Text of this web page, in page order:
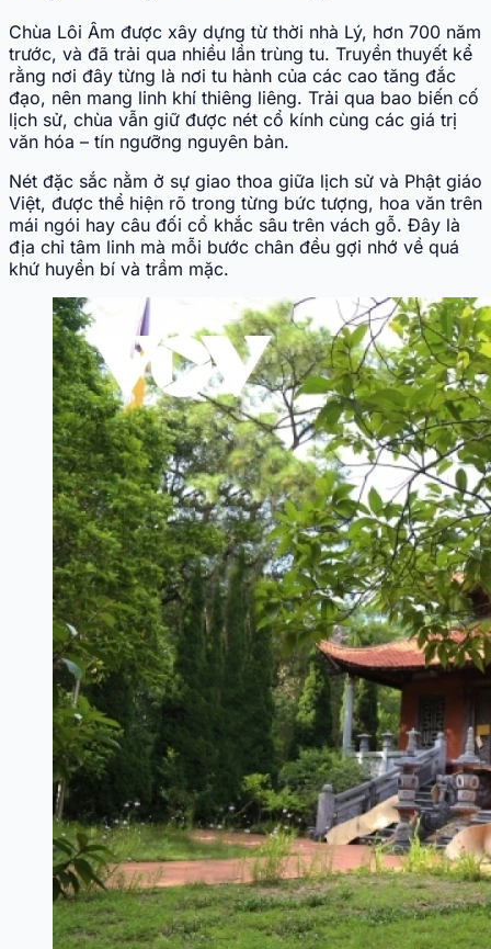
Chùa Lôi Âm được xây dựng từ thời nhà Lý, hơn 700 năm
trước, và đã trải qua nhiều lần trùng tu. Truyền thuyết kể
rằng nơi đây từng là nơi tu hành của các cao tăng đắc
đạo, nên mang linh khí thiêng liêng. Trải qua bao biến cố
lịch sử, chùa vẫn giữ được nét cổ kính cùng các giá trị
văn hóa – tín ngưỡng nguyên bản.
Nét đặc sắc nằm ở sự giao thoa giữa lịch sử và Phật giáo
Việt, được thể hiện rõ trong từng bức tượng, hoa văn trên
mái ngói hay câu đối cổ khắc sâu trên vách gỗ. Đây là
địa chỉ tâm linh mà mỗi bước chân đều gợi nhớ về quá
khứ huyền bí và trầm mặc.